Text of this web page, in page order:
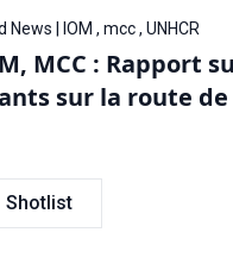
News | IOM , mcc , UNHCR
MCC : Rapport
sur la route
Shotlist